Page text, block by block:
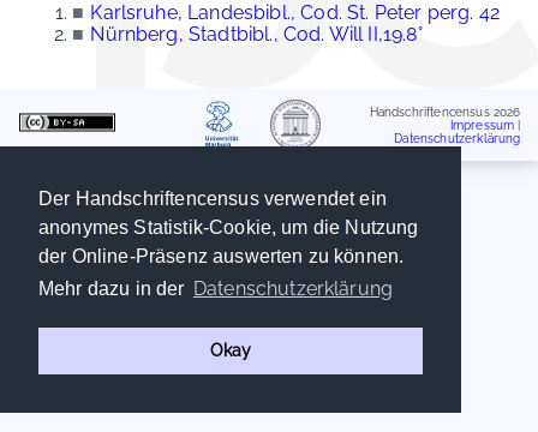
Der Handschriftencensus verwendet ein
anonymes Statistik-Cookie, um die Nutzung
der Online-Präsenz auswerten zu können.
Mehr dazu in der Datenschutzerklärung
Okay
■ Karlsruhe, Landesbibl., Cod. St. Peter perg. 42
■ Nürnberg, Stadtbibl., Cod. Will II,19.8°
Handschriftencensus 2026
Impressum
Datenschutzerklärung